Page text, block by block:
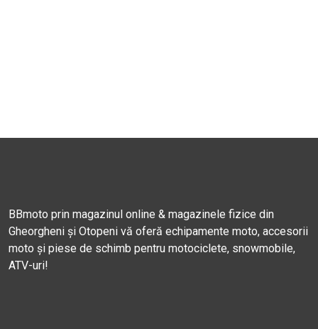
BBmoto prin magazinul online & magazinele fizice din
Gheorgheni și Otopeni vă oferă echipamente moto, accesorii
moto și piese de schimb pentru motociclete, snowmobile,
ATV-uri!